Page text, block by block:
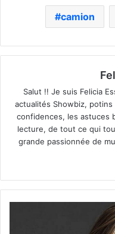
camion
Salut !! Je suis Felicia
actualités Showbiz,
confidences, les astuces
lecture, de tout ce qui
grande passionnée de